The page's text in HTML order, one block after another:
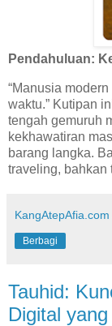
Pendahuluan:
“Manusia
waktu.” Kutipan
tengah gemuruh
kekhawatiran
barang langka.
traveling,
KangAtepAfia.com
Berbagi
Tauhid:
Digital